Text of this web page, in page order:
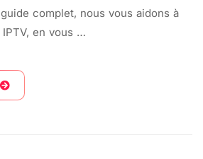
complet, nous vous aidons à
en vous …